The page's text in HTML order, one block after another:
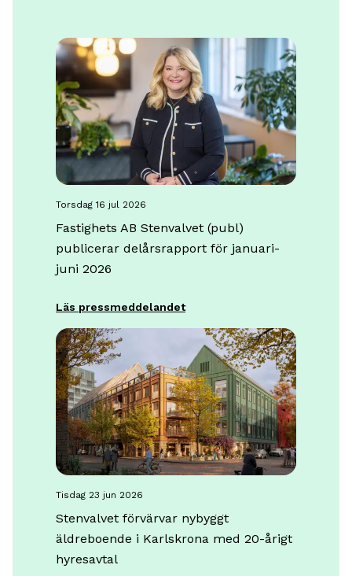
torsdag 16 jul 2026
Fastighets AB Stenvalvet (publ)
publicerar delårsrapport för januari-
juni 2026
Läs pressmeddelandet
tisdag 23 jun 2026
Stenvalvet förvärvar nybyggt
äldreboende i Karlskrona med 20-årigt
hyresavtal